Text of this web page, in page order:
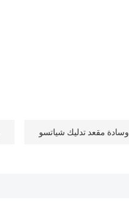
وسادة مقعد تدليك شياتسو